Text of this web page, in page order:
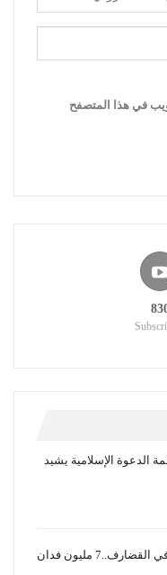
في هذا المتصفح
الدعوة الإسلامية يشيد
نجاح الموسم الزراعي في القضارف..7 مليون فدان